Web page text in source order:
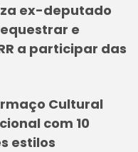
ex-deputado
e
a participar das
Cultural
com 10
estilos